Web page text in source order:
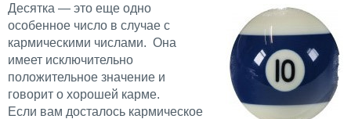
Десятка — это еще одно
особенное число в случае с
кармическими числами. Она
имеет исключительно
положительное значение и
говорит о хорошей карме.
Если вам досталось кармическое